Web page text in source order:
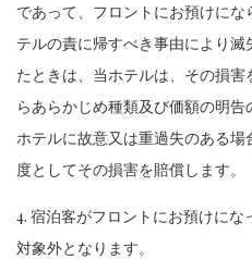
であって、フロントにお預けに
テルの責に帰すべき事由により
たときは、当ホテルは、その損
らあらかじめ種類及び価額の明
ホテルに故意又は重過失のある
度としてその損害を賠償します。
4. 宿泊客がフロントにお預けに
対象外となります。